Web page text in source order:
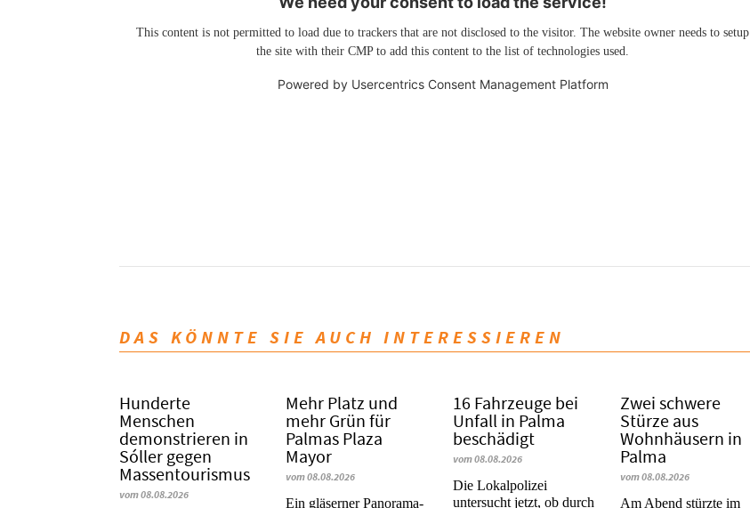
This content is not permitted to load due to trackers that are not disclosed to the visitor. The website owner needs to setup
the site with their CMP to add this content to the list of technologies used.
Powered by Usercentrics Consent Management Platform
DAS KÖNNTE SIE AUCH INTERESSIEREN
Hunderte
Menschen
demonstrieren in
Sóller gegen
Massentourismus
vom 08.08.2026
Mehr Platz und
mehr Grün für
Palmas Plaza
Mayor
vom 08.08.2026
Ein gläserner Panorama-
16 Fahrzeuge bei
Unfall in Palma
beschädigt
vom 08.08.2026
Die Lokalpolizei
untersucht jetzt, ob durch
Zwei schwere
Stürze aus
Wohnhäusern in
Palma
vom 08.08.2026
Am Abend stürzte im